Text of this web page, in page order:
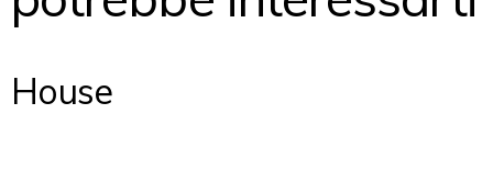
House